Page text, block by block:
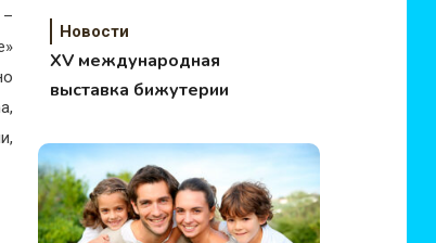
Новости
XV международная
выставка бижутерии